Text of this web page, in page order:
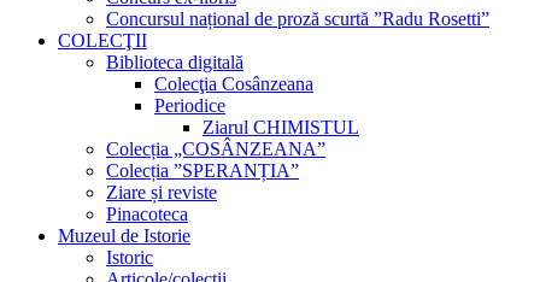
Concursul național de proză scurtă ”Radu Rosetti”
COLECŢII
Biblioteca digitală
Colecţia Cosânzeana
Periodice
Ziarul CHIMISTUL
Colecția „COSÂNZEANA”
Colecția ”SPERANȚIA”
Ziare și reviste
Pinacoteca
Muzeul de Istorie
Istoric